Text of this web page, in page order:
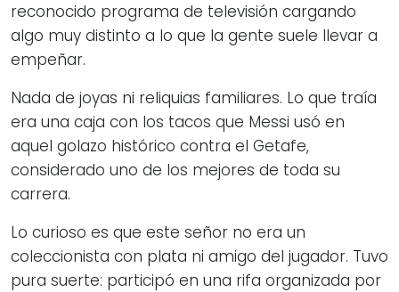
reconocido programa de televisión cargando
algo muy distinto a lo que la gente suele llevar a
empeñar.
Nada de joyas ni reliquias familiares. Lo que traía
era una caja con los tacos que Messi usó en
aquel golazo histórico contra el Getafe,
considerado uno de los mejores de toda su
carrera.
Lo curioso es que este señor no era un
coleccionista con plata ni amigo del jugador. Tuvo
pura suerte: participó en una rifa organizada por